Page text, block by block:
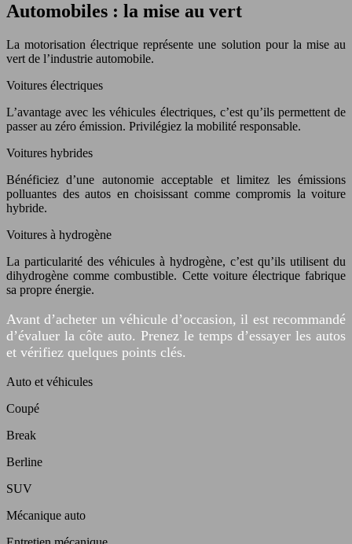
Automobiles : la mise au vert
La motorisation électrique représente une solution pour la mise au
vert de l’industrie automobile.
Voitures électriques
L’avantage avec les véhicules électriques, c’est qu’ils permettent de
passer au zéro émission. Privilégiez la mobilité responsable.
Voitures hybrides
Bénéficiez d’une autonomie acceptable et limitez les émissions
polluantes des autos en choisissant comme compromis la voiture
hybride.
Voitures à hydrogène
La particularité des véhicules à hydrogène, c’est qu’ils utilisent du
dihydrogène comme combustible. Cette voiture électrique fabrique
sa propre énergie.
Avant d’acheter un véhicule d’occasion, il est recommandé
d’évaluer la côte auto. Prenez le temps d’essayer les autos
et vérifiez quelques points clés.
Auto et véhicules
Coupé
Break
Berline
SUV
Mécanique auto